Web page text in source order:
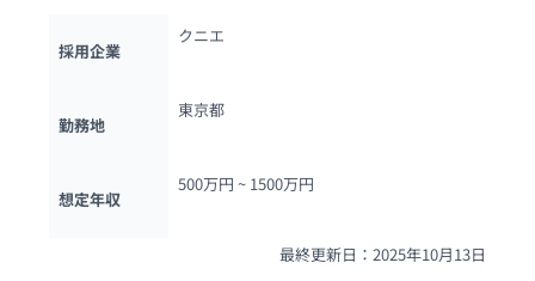
採用企業
クニエ
勤務地
東京都
想定年収
500万円 ~ 1500万円
最終更新日：2025年10月13日